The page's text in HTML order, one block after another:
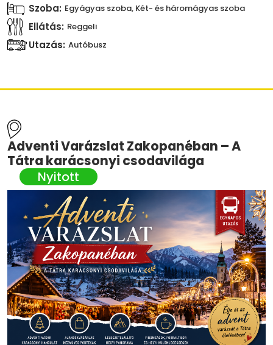
Szoba: Egyágyas szoba, Két- és háromágyas szoba
Ellátás: Reggeli
Utazás: Autóbusz
Adventi Varázslat Zakopanéban – A
Tátra karácsonyi csodavilága